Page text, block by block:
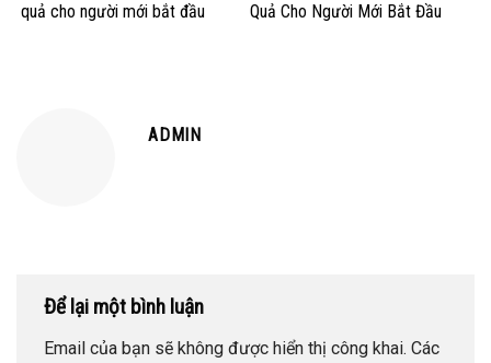
quả cho người mới bắt đầu
Quả Cho Người Mới Bắt Đầu
ADMIN
Để lại một bình luận
Email của bạn sẽ không được hiển thị công khai. Các